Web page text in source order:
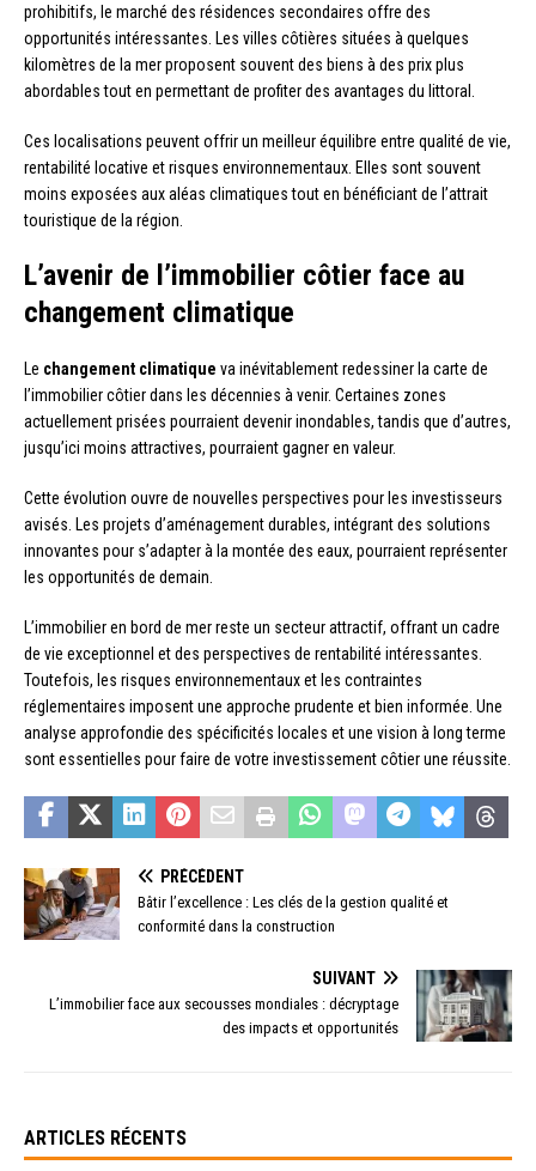
prohibitifs, le marché des résidences secondaires offre des
opportunités intéressantes. Les villes côtières situées à quelques
kilomètres de la mer proposent souvent des biens à des prix plus
abordables tout en permettant de profiter des avantages du littoral.
Ces localisations peuvent offrir un meilleur équilibre entre qualité de vie,
rentabilité locative et risques environnementaux. Elles sont souvent
moins exposées aux aléas climatiques tout en bénéficiant de l’attrait
touristique de la région.
L’avenir de l’immobilier côtier face au
changement climatique
Le changement climatique va inévitablement redessiner la carte de
l’immobilier côtier dans les décennies à venir. Certaines zones
actuellement prisées pourraient devenir inondables, tandis que d’autres,
jusqu’ici moins attractives, pourraient gagner en valeur.
Cette évolution ouvre de nouvelles perspectives pour les investisseurs
avisés. Les projets d’aménagement durables, intégrant des solutions
innovantes pour s’adapter à la montée des eaux, pourraient représenter
les opportunités de demain.
L’immobilier en bord de mer reste un secteur attractif, offrant un cadre
de vie exceptionnel et des perspectives de rentabilité intéressantes.
Toutefois, les risques environnementaux et les contraintes
réglementaires imposent une approche prudente et bien informée. Une
analyse approfondie des spécificités locales et une vision à long terme
sont essentielles pour faire de votre investissement côtier une réussite.
PRÉCÉDENT
Bâtir l’excellence : Les clés de la gestion qualité et
conformité dans la construction
SUIVANT
L’immobilier face aux secousses mondiales : décryptage
des impacts et opportunités
ARTICLES RÉCENTS